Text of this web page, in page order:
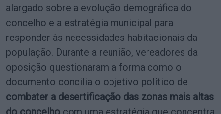
alargado sobre a evolução demográfica do
concelho e a estratégia municipal para
responder às necessidades habitacionais da
população. Durante a reunião, vereadores da
oposição questionaram a forma como o
documento concilia o objetivo político de
combater a desertificação das zonas mais altas